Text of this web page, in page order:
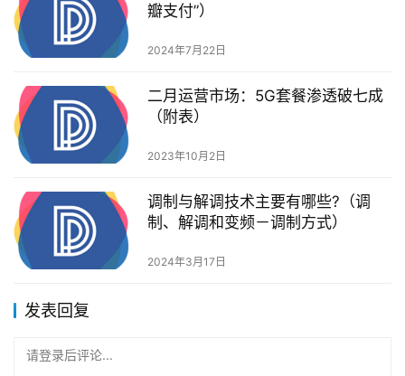
瓣支付”）
2024年7月22日
二月运营市场：5G套餐渗透破七成
（附表）
2023年10月2日
调制与解调技术主要有哪些?（调
制、解调和变频－调制方式）
2024年3月17日
发表回复
请登录后评论...